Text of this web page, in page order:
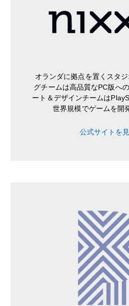
オランダに拠点を置くスタ
グチームは高品質なPC版へ
ート＆デザインチームは
世界規模でゲームを開
公式サイトを